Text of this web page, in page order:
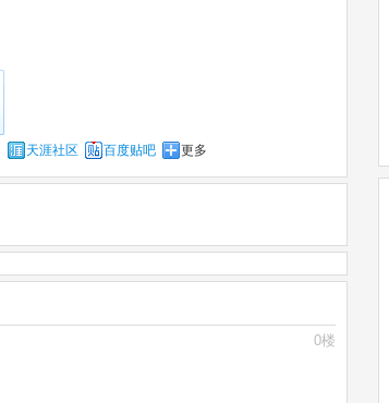
天涯社区 百度贴吧 更多
0楼